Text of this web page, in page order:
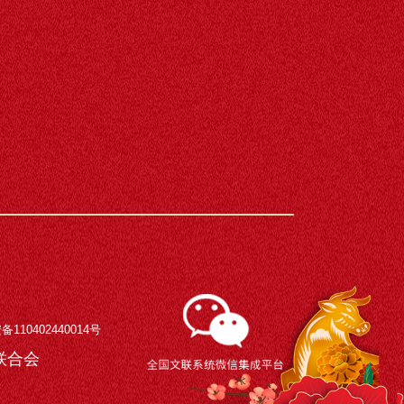
110402440014号
合会